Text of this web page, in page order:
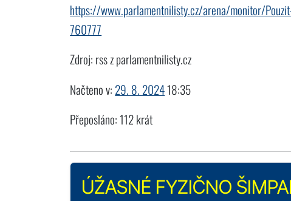
https://www.parlamentnilisty.cz/arena/monitor/
760777
Zdroj: rss z parlamentnilisty.cz
Načteno v: 29. 8. 202418:35
Přeposláno: 112 krát
ÚŽASNÉ FYZIČNO